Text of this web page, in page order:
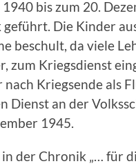
bis zum 20.
Die Kinder
beschult, da viele
zum Kriegsdienst
Kriegsende als
Dienst an der
1945.
der Chronik „… für